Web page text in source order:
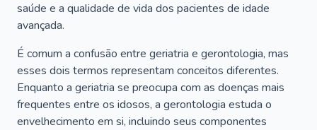
saúde e a qualidade de vida dos pacientes de idade
avançada.
É comum a confusão entre geriatria e gerontologia, mas
esses dois termos representam conceitos diferentes.
Enquanto a geriatria se preocupa com as doenças mais
frequentes entre os idosos, a gerontologia estuda o
envelhecimento em si, incluindo seus componentes